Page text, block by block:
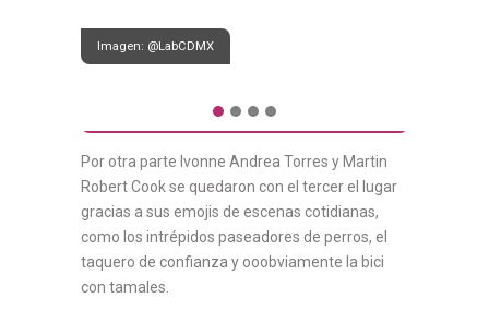
Imagen: @LabCDMX
Por otra parte Ivonne Andrea Torres y Martin
Robert Cook se quedaron con el tercer el lugar
gracias a sus emojis de escenas cotidianas,
como los intrépidos paseadores de perros, el
taquero de confianza y ooobviamente la bici
con tamales.